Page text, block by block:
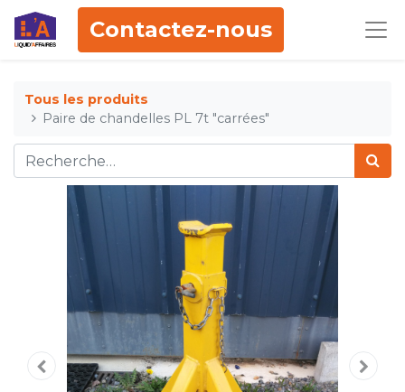
Contactez-nous
Tous les produits
Paire de chandelles PL 7t "carrées"